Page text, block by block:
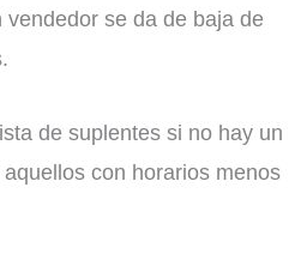
se da de baja de
de suplentes si no hay un
con horarios menos